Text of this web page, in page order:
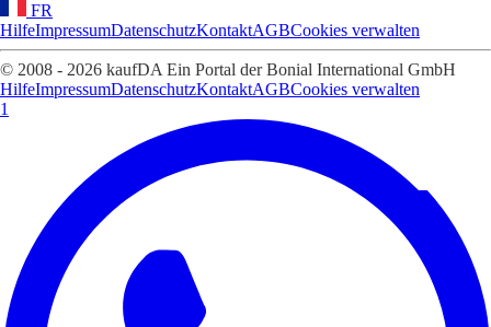
FR
HilfeImpressumDatenschutzKontaktAGBCookies verwalten
© 2008 - 2026 kaufDA Ein Portal der Bonial International GmbH
HilfeImpressumDatenschutzKontaktAGBCookies verwalten
1